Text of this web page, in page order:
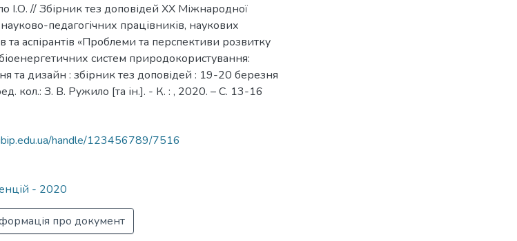
І.О. // Збірник тез доповідей ХX Міжнародної
педагогічних працівників, наукових
та аспірантів «Проблеми та перспективи розвитку
систем природокористування:
та дизайн : збірник тез доповідей : 19-20 березня
кол.: З. В. Ружило [та ін.]. - К. : , 2020. – С. 13-16
handle/123456789/7516
- 2020
про документ